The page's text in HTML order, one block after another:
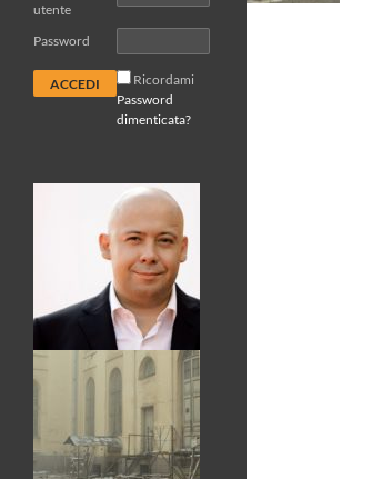
utente
Password
Ricordami
Password
dimenticata?